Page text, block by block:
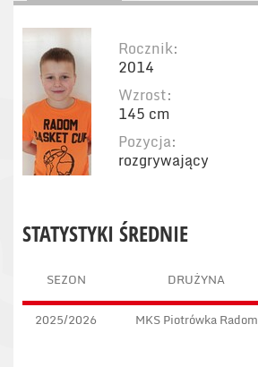
Rocznik:
2014
Wzrost:
145 cm
Pozycja:
rozgrywający
STATYSTYKI ŚREDNIE
SEZON DRUŻYNA
2025/2026 MKS Piotrówka Radom